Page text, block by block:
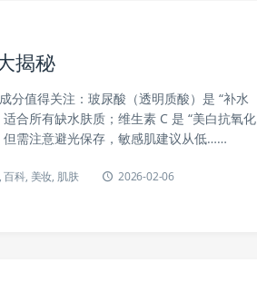
揭秘
分值得关注：玻尿酸（透明质酸）是 “补水
合所有缺水肤质；维生素 C 是 “美白抗氧化
需注意避光保存，敏感肌建议从低……
百科, 美妆, 肌肤
2026-02-06